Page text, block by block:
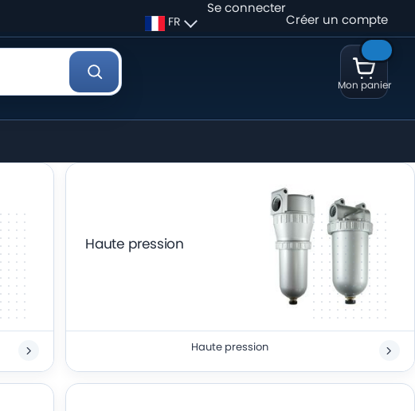
FR
Se connecter
Créer un compte
Mon panier
Haute pression
Haute pression